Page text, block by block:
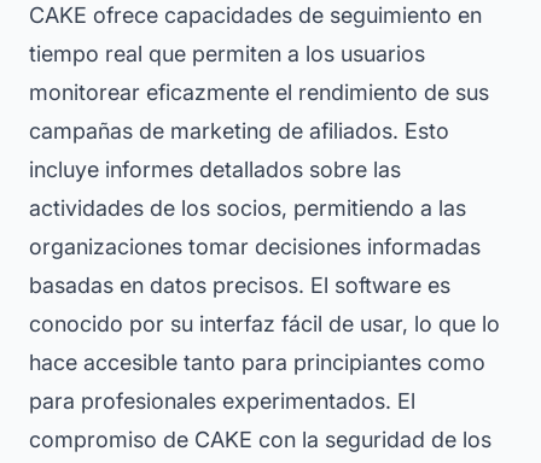
CAKE ofrece capacidades de seguimiento en
tiempo real que permiten a los usuarios
monitorear eficazmente el rendimiento de sus
campañas de marketing de afiliados. Esto
incluye informes detallados sobre las
actividades de los socios, permitiendo a las
organizaciones tomar decisiones informadas
basadas en datos precisos. El software es
conocido por su interfaz fácil de usar, lo que lo
hace accesible tanto para principiantes como
para profesionales experimentados. El
compromiso de CAKE con la seguridad de los